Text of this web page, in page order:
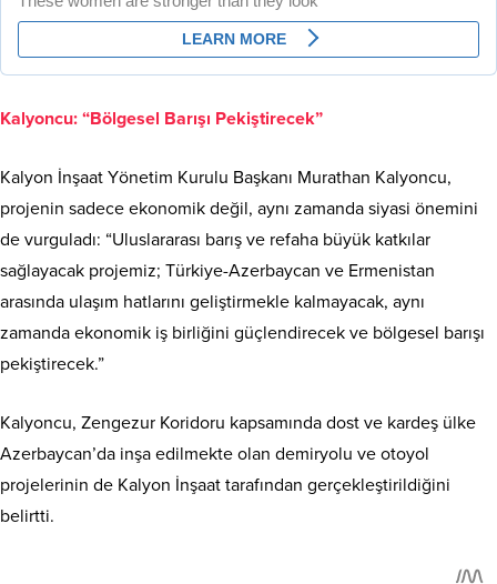
Kalyoncu: “Bölgesel Barışı Pekiştirecek”
Kalyon İnşaat Yönetim Kurulu Başkanı Murathan Kalyoncu,
projenin sadece ekonomik değil, aynı zamanda siyasi önemini
de vurguladı: “Uluslararası barış ve refaha büyük katkılar
sağlayacak projemiz; Türkiye-Azerbaycan ve Ermenistan
arasında ulaşım hatlarını geliştirmekle kalmayacak, aynı
zamanda ekonomik iş birliğini güçlendirecek ve bölgesel barışı
pekiştirecek.”
Kalyoncu, Zengezur Koridoru kapsamında dost ve kardeş ülke
Azerbaycan’da inşa edilmekte olan demiryolu ve otoyol
projelerinin de Kalyon İnşaat tarafından gerçekleştirildiğini
belirtti.